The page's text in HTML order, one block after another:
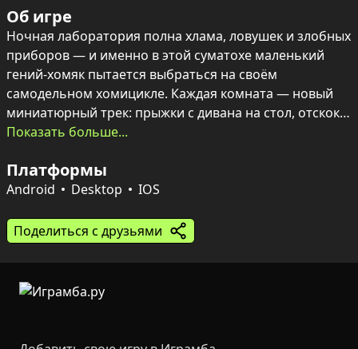
Об игре
Ночная лаборатория полна хлама, ловушек и злобных
приборов — и именно в этой суматохе маленький
гений-хомяк пытается выбраться на своём
самодельном хомицикле. Каждая комната — новый
миниатюрный трек: прыжки с дивана на стол, отскоки
от банок и неожиданные реакции предметов создают
Управление максимально простое, но уровень
эффекты, объекты взаимодействуют друг с другом, и с
каждым уровнем появляются новые механики.
для быстрых игровых сессий и любителей необычных
платформеров с юмором.
Показать больше...
Платформы
Android Desktop IOS
Поделиться с друзьями